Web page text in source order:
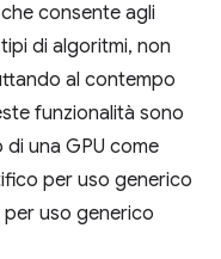
consente agli
di algoritmi, non
al contempo
funzionalità sono
una GPU come
per uso generico
uso generico